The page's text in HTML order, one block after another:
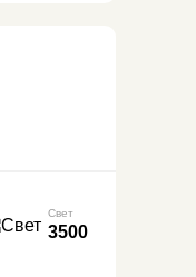
Свет
3500